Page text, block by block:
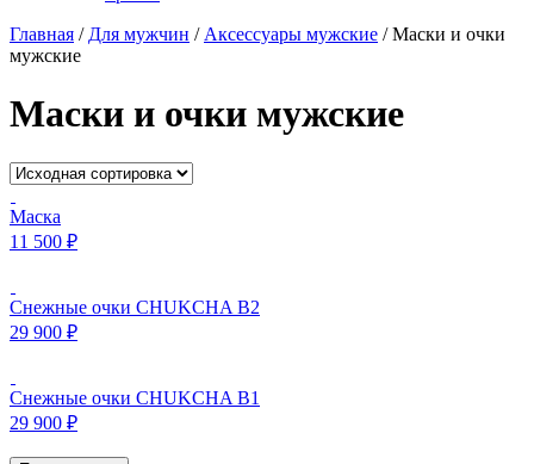
Главная / Для мужчин / Аксессуары мужские /Маски и очки
мужские
Маски и очки мужские
Маска
11 500 ₽
Снежные очки CHUKCHA В2
29 900 ₽
Снежные очки CHUKCHA В1
29 900 ₽